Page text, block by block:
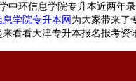
环信息学院专升本近两年
学院专升本网为大家带来了
看看天津专升本报名报考资